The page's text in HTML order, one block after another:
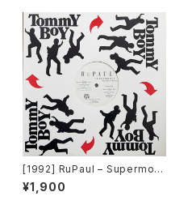
[1992] RuPaul – Supermod
el (You Better Work) / Hou
se Of Love [Tommy Boy]
¥1,900